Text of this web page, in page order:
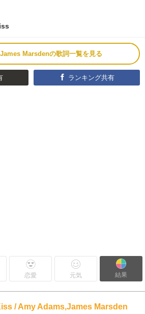
Marsdenの歌詞一覧を見る
ランキング共有
恋愛 元気 結果
/ Amy Adams,James Marsden